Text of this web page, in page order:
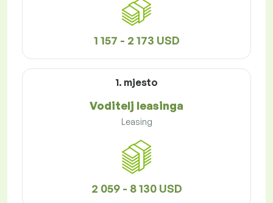
1 157 - 2 173 USD
1. mjesto
Voditelj leasinga
Leasing
2 059 - 8 130 USD